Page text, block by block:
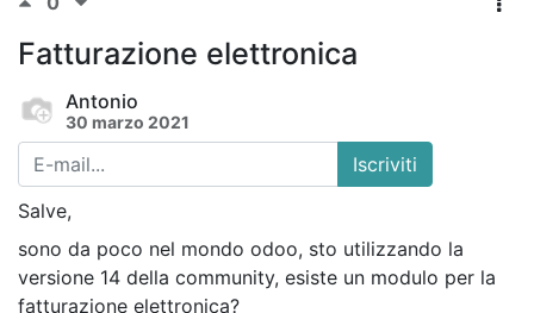
Fatturazione elettronica
Antonio
30 marzo 2021
Iscriviti
Salve,
sono da poco nel mondo odoo, sto utilizzando la
versione 14 della community, esiste un modulo per la
fatturazione elettronica?